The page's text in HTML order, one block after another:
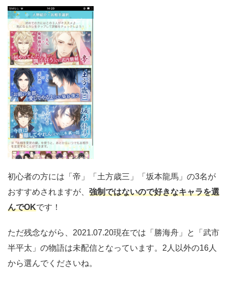
初心者の方には「帝」「土方歳三」「坂本龍馬」の3名が
おすすめされますが、 強制ではないので好きなキャラを選
んでOKです！
ただ残念ながら、2021.07.20現在では「勝海舟」と「武市
半平太」の物語は未配信となっています。2人以外の16人
から選んでくださいね。